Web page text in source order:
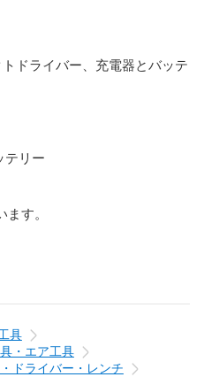
ドライバー、充電器とバッテ
テリー
す。
具
・エア工具
・ドライバー・レンチ